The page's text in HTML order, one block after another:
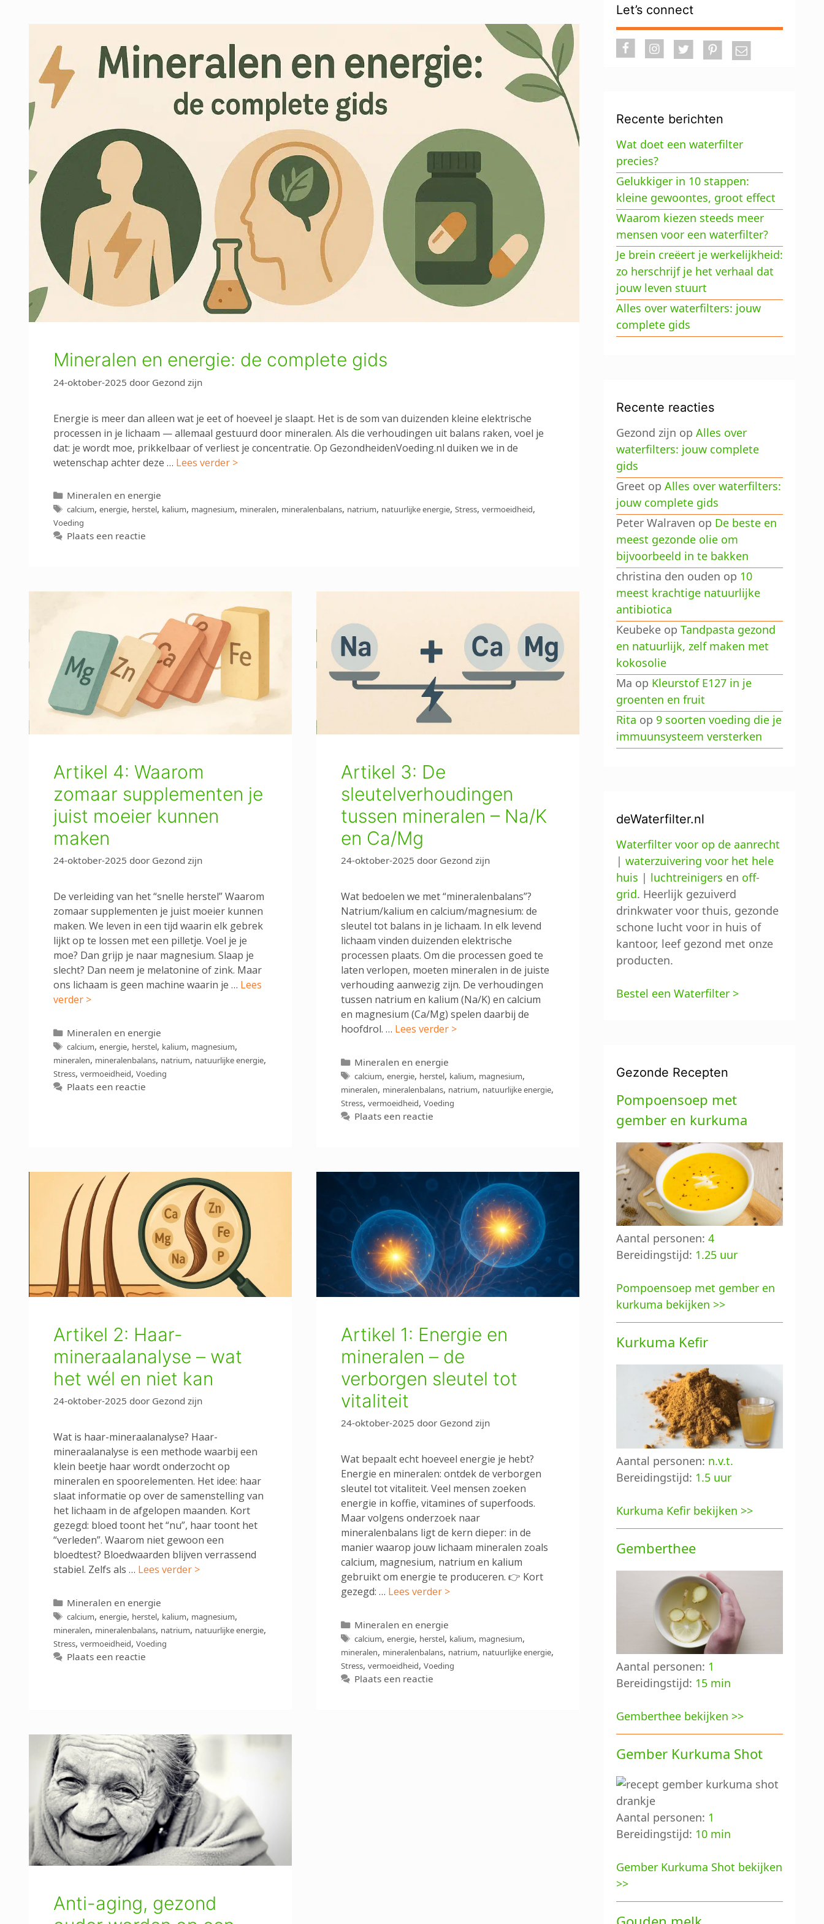
Mineralen en energie: de complete gids
24-oktober-2025 door Gezond zijn
Energie is meer dan alleen wat je eet of hoeveel je slaapt. Het is de som van duizenden kleine elektrische
processen in je lichaam — allemaal gestuurd door mineralen. Als die verhoudingen uit balans raken, voel je
dat: je wordt moe, prikkelbaar of verliest je concentratie. Op GezondheidenVoeding.nl duiken we in de
wetenschap achter deze … Lees verder >
Categorieën
Mineralen en energie
Tags
calcium,energie, herstel, kalium, magnesium, mineralen, mineralenbalans, natrium, natuurlijke energie,Stress,vermoeidheid,
Voeding
Plaats een reactie
Artikel 4: Waarom
zomaar supplementen je
juist moeier kunnen
maken
24-oktober-2025 door Gezond zijn
De verleiding van het “snelle herstel” Waarom
zomaar supplementen je juist moeier kunnen
maken. We leven in een tijd waarin elk gebrek
lijkt op te lossen met een pilletje. Voel je je
moe? Dan grijp je naar magnesium. Slaap je
slecht? Dan neem je melatonine of zink. Maar
ons lichaam is geen machine waarin je … Lees
verder >
Categorieën
Mineralen en energie
Tags
calcium,energie, herstel, kalium, magnesium,
mineralen, mineralenbalans, natrium, natuurlijke energie,
Stress, vermoeidheid, Voeding
Plaats een reactie
Artikel 3: De
sleutelverhoudingen
tussen mineralen – Na/K
en Ca/Mg
24-oktober-2025 door Gezond zijn
Wat bedoelen we met “mineralenbalans”?
Natrium/kalium en calcium/magnesium: de
sleutel tot balans in je lichaam. In elk levend
lichaam vinden duizenden elektrische
processen plaats. Om die processen goed te
laten verlopen, moeten mineralen in de juiste
verhouding aanwezig zijn. De verhoudingen
tussen natrium en kalium (Na/K) en calcium
en magnesium (Ca/Mg) spelen daarbij de
hoofdrol. … Lees verder >
Categorieën
Mineralen en energie
Tags
calcium, energie, herstel, kalium, magnesium,
mineralen, mineralenbalans, natrium, natuurlijke energie,
Stress, vermoeidheid, Voeding
Plaats een reactie
Artikel 2: Haar-
mineraalanalyse – wat
het wél en niet kan
24-oktober-2025 door Gezond zijn
Wat is haar-mineraalanalyse? Haar-
mineraalanalyse is een methode waarbij een
klein beetje haar wordt onderzocht op
mineralen en spoorelementen. Het idee: haar
slaat informatie op over de samenstelling van
het lichaam in de afgelopen maanden. Kort
gezegd: bloed toont het “nu”, haar toont het
“verleden”. Waarom niet gewoon een
bloedtest? Bloedwaarden blijven verrassend
stabiel. Zelfs als … Lees verder >
Categorieën
Mineralen en energie
Tags
calcium,energie, herstel, kalium, magnesium,
mineralen, mineralenbalans, natrium, natuurlijke energie,
Stress, vermoeidheid, Voeding
Plaats een reactie
Artikel 1: Energie en
mineralen – de
verborgen sleutel tot
vitaliteit
24-oktober-2025 door Gezond zijn
Wat bepaalt echt hoeveel energie je hebt?
Energie en mineralen: ontdek de verborgen
sleutel tot vitaliteit. Veel mensen zoeken
energie in koffie, vitamines of superfoods.
Maar volgens onderzoek naar
mineralenbalans ligt de kern dieper: in de
manier waarop jouw lichaam mineralen zoals
calcium, magnesium, natrium en kalium
gebruikt om energie te produceren. 👉 Kort
gezegd: … Lees verder >
Categorieën
Mineralen en energie
Tags
calcium, energie, herstel, kalium, magnesium,
mineralen, mineralenbalans, natrium, natuurlijke energie,
Stress, vermoeidheid, Voeding
Plaats een reactie
Anti-aging, gezond
Let’s connect
Recente berichten
Wat doet een waterfilter
precies?
Gelukkiger in 10 stappen:
kleine gewoontes, groot effect
Waarom kiezen steeds meer
mensen voor een waterfilter?
Je brein creëert je werkelijkheid:
zo herschrijf je het verhaal dat
jouw leven stuurt
Alles over waterfilters: jouw
complete gids
Recente reacties
Gezond zijn op Alles over
waterfilters: jouw complete
gids
Greet op Alles over waterfilters:
jouw complete gids
Peter Walraven op De beste en
meest gezonde olie om
bijvoorbeeld in te bakken
christina den ouden op 10
meest krachtige natuurlijke
antibiotica
Keubekeop Tandpasta gezond
en natuurlijk, zelf maken met
kokosolie
Ma op Kleurstof E127 in je
groenten en fruit
Rita op 9 soorten voeding die je
immuunsysteem versterken
deWaterfilter.nl
Waterfilter voor op de aanrecht
| waterzuivering voor het hele
huis | luchtreinigers en off-
grid. Heerlijk gezuiverd
drinkwater voor thuis, gezonde
schone lucht voor in huis of
kantoor, leef gezond met onze
producten.
Bestel een Waterfilter >
Gezonde Recepten
Pompoensoep met
gember en kurkuma
Aantal personen: 4
Bereidingstijd: 1.25 uur
Pompoensoep met gember en
kurkuma bekijken >>
Kurkuma Kefir
Aantal personen: n.v.t.
Bereidingstijd: 1.5 uur
Kurkuma Kefir bekijken >>
Gemberthee
Aantal personen: 1
Bereidingstijd: 15 min
Gemberthee bekijken >>
Gember Kurkuma Shot
Aantal personen: 1
Bereidingstijd: 10 min
Gember Kurkuma Shot bekijken
>>